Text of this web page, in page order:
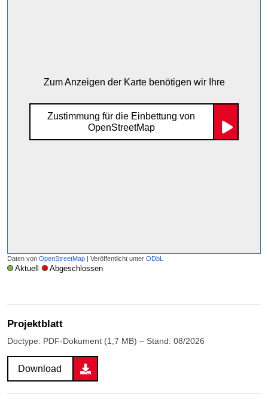
Zum Anzeigen der Karte benötigen wir Ihre
Zustimmung für die Einbettung von
OpenStreetMap
Daten von OpenStreetMap | Veröffentlicht unter ODbL
Aktuell Abgeschlossen
Projektblatt
Doctype: PDF-Dokument (1,7 MB) – Stand: 08/2026
Download